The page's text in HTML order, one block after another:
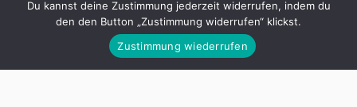
Ihre Lieblingsautoren, die wichtigsten Webseiten, tollsten
Magazine, Zeitungen und Radiosendungen – aber auch
Du kannst deine Zustimmung jederzeit widerrufen, indem du
den den Button „Zustimmung widerrufen“ klickst.
Zustimmung wiederrufen